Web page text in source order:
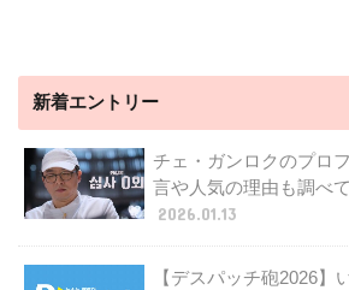
新着エントリー
チェ・ガンロクのプロ
言や人気の理由も調べ
2026.01.13
【デスパッチ砲2026】